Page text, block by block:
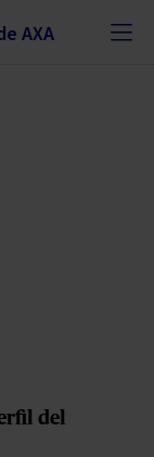
AXA
del